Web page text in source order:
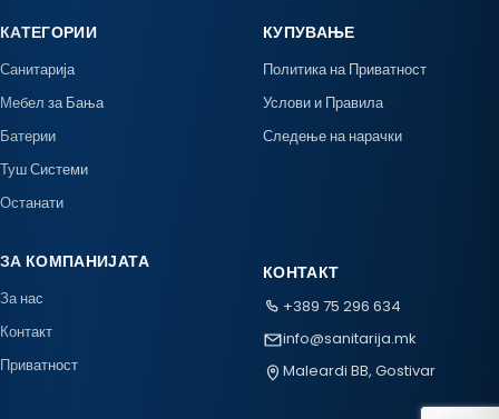
КАТЕГОРИИ
Санитарија
Мебел за Бања
Батерии
Туш Системи
Останати
КУПУВАЊЕ
Политика на Приватност
Услови и Правила
Следење на нарачки
ЗА КОМПАНИЈАТА
За нас
Контакт
Приватност
КОНТАКТ
+389 75 296 634
info@sanitarija.mk
Maleardi BB, Gostivar